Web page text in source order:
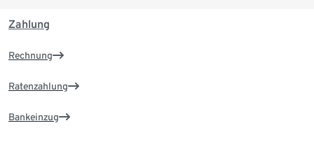
Zahlung
Rechnung
Ratenzahlung
Bankeinzug